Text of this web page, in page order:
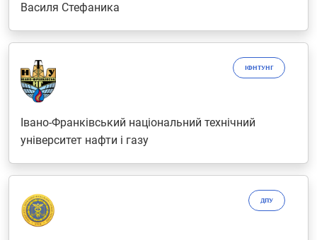
Василя Стефаника
ІФНТУНГ
Івано-Франківський національний технічний
університет нафти і газу
ДПУ